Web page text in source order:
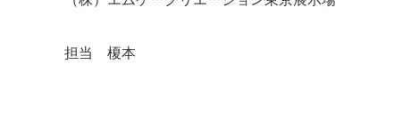
担当 榎本